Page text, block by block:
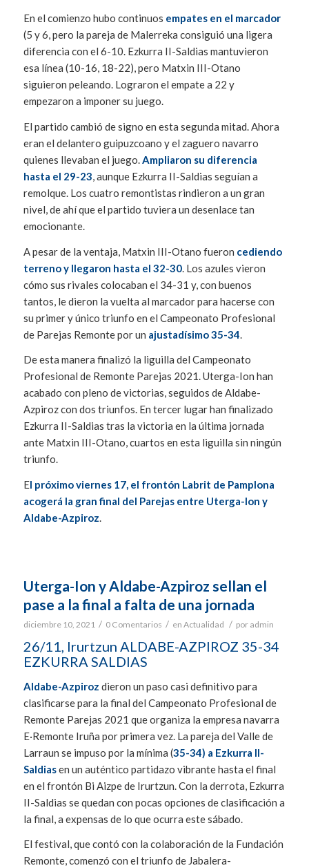
En el comienzo hubo continuos empates en el marcador
(5 y 6, pero la pareja de Malerreka consiguió una ligera
diferencia con el 6-10. Ezkurra II-Saldias mantuvieron
esa línea (10-16, 18-22), pero Matxin III-Otano
siguieron peleando. Lograron el empate a 22 y
empezaron a imponer su juego.
El partido cambió de signo en esta segunda mitad. Ahora
eran el delantero guipuzcoano y el zaguero navarro
quienes llevaban el juego.Ampliaron su diferencia
hasta el 29-23, aunque Ezkurra II-Saldias seguían a
remolque. Los cuatro remontistas rindieron a un gran
nivel, de ahí que el partido tuviera un desenlace tan
emocionante.
A pesar de la ventaja, Matxin III-Otano fueron cediendo
terreno y llegaron hasta el 32-30. Los azules vieron
cómo sus rivales colocaban el 34-31 y, con buenos
tantos, le dieron la vuelta al marcador para hacerse con
su primer y único triunfo en el Campeonato Profesional
de Parejas Remonte por un ajustadísimo 35-34
De esta manera finalizó la liguilla del Campeonato
Profesional de Remonte Parejas 2021. Uterga-Ion han
acabado con pleno de victorias, seguidos de Aldabe-
Azpiroz con dos triunfos. En tercer lugar han finalizado
Ezkurra II-Saldias tras la victoria en la última jornada
ante Matxin III-Otano, cuartos en esta liguilla sin ningún
triunfo.
El próximo viernes 17, el frontón Labrit de Pamplona
acogerá la gran final del Parejas entre Uterga-Ion y
Aldabe-Azpiroz.
Uterga-Ion y Aldabe-Azpiroz sellan el
pase a la final a falta de una jornada
diciembre 10, 2021 / 0 Comentarios / en Actualidad / por admin
26/11, Irurtzun ALDABE-AZPIROZ 35-34
EZKURRA SALDIAS
Aldabe-Azpiroz dieron un paso casi definitivo para
clasificarse para la final del Campeonato Profesional de
Remonte Parejas 2021 que organiza la empresa navarra
E·Remonte Iruña por primera vez. La pareja del Valle de
Larraun se impuso por la mínima (35-34) a Ezkurra II-
Saldiasen un auténtico partidazo vibrante hasta el final
en el frontón Bi Aizpe de Irurtzun. Con la derrota, Ezkurra
II-Saldias se quedan con pocas opciones de clasificación a
la final, a expensas de lo que ocurra este sábado.
El festival, que contó con la colaboración de la Fundación
Remonte, comenzó con el triunfo de Jabalera-